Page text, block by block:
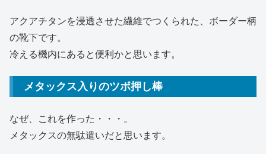
アクアチタンを浸透させた繊維でつくられた、ボーダー柄
の靴下です。
冷える機内にあると便利かと思います。
メタックス入りのツボ押し棒
なぜ、これを作った・・・。
メタックスの無駄遣いだと思います。